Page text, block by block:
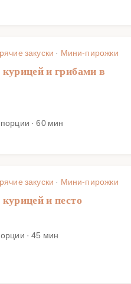
закуски · Мини-пирожки
и грибами в
· 60 мин
закуски · Мини-пирожки
и песто
· 45 мин